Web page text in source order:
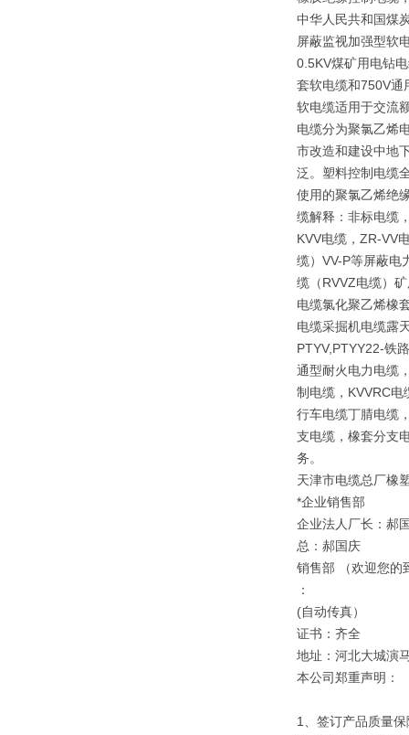
中华人民共和国煤
屏蔽监视加强型软
0.5KV煤矿用电钻
套软电缆和750V通
软电缆适用于交流
电缆分为聚氯乙烯
市改造和建设中地
泛。塑料控制电缆
使用的聚氯乙烯绝
缆解释：非标电缆
KVV电缆，ZR-VV
缆）VV-P等屏蔽电
缆（RVVZ电缆）
电缆氯化聚乙烯橡
电缆采掘机电缆露
PTYV,PTYY22-铁
通型耐火电力电缆
制电缆，KVVRC
行车电缆丁腈电缆
支电缆，橡套分支
务。
天津市电缆总厂橡
*企业销售部
企业法人厂长：郝
总：郝国庆
销售部 （欢迎您的
：
(自动传真）
证书：齐全
地址：河北大城演
本公司郑重声明：
1、签订产品质量